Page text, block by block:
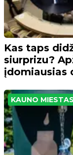
Kas taps
siurprizu?
įdomiausias
KAUNO MIESTAS